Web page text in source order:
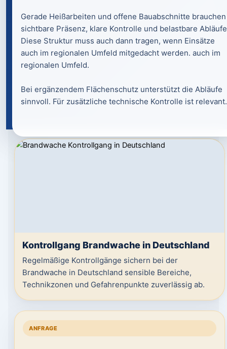
Gerade Heißarbeiten und offene Bauabschnitte brauchen
sichtbare Präsenz, klare Kontrolle und belastbare
Diese Struktur muss auch dann tragen, wenn Einsätze
auch im regionalen Umfeld mitgedacht werden. auch im
regionalen Umfeld.
Bei ergänzendem Flächenschutz unterstützt die Abläufe
sinnvoll. Für zusätzliche technische Kontrolle ist relevant.
Kontrollgang Brandwache in Deutschland
Regelmäßige Kontrollgänge sichern bei der
Brandwache in Deutschland sensible Bereiche,
Technikzonen und Gefahrenpunkte zuverlässig ab.
ANFRAGE